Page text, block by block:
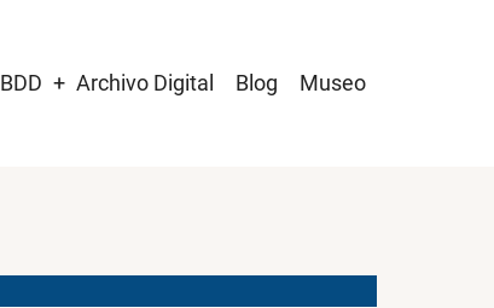
BDD Archivo Digital Blog Museo